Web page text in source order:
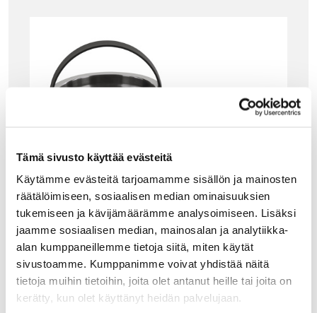
Tämä sivusto käyttää evästeitä
Käytämme evästeitä tarjoamamme sisällön ja mainosten
räätälöimiseen, sosiaalisen median ominaisuuksien
tukemiseen ja kävijämäärämme analysoimiseen. Lisäksi
jaamme sosiaalisen median, mainosalan ja analytiikka-
alan kumppaneillemme tietoja siitä, miten käytät
sivustoamme. Kumppanimme voivat yhdistää näitä
tietoja muihin tietoihin, joita olet antanut heille tai joita on
kerätty, kun olet käyttänyt heidän palvelujaan.
ALESSI
ALESSI THE TENDING BOX, JÄÄPALA-ASTIA